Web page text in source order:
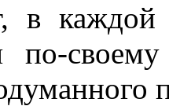
в каждой
по-